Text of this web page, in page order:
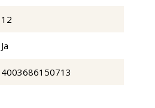
12
Ja
4003686150713